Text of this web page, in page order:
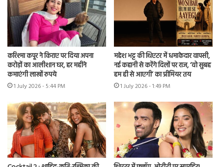
करिश्मा कपूर ने किराए पर दिया अपना
करोड़ों का आलीशान घर, हर महीने
कमाएंगी लाखों रुपये
1 July 2026 - 5:44 PM
महेश भट्ट की थिएटर में धमाकेदार वापसी,
नई कहानी से करेंगे दिलों पर राज, ‘वो सुबह
हम ही से आएगी’ का प्रीमियर तय
1 July 2026 - 1:49 PM